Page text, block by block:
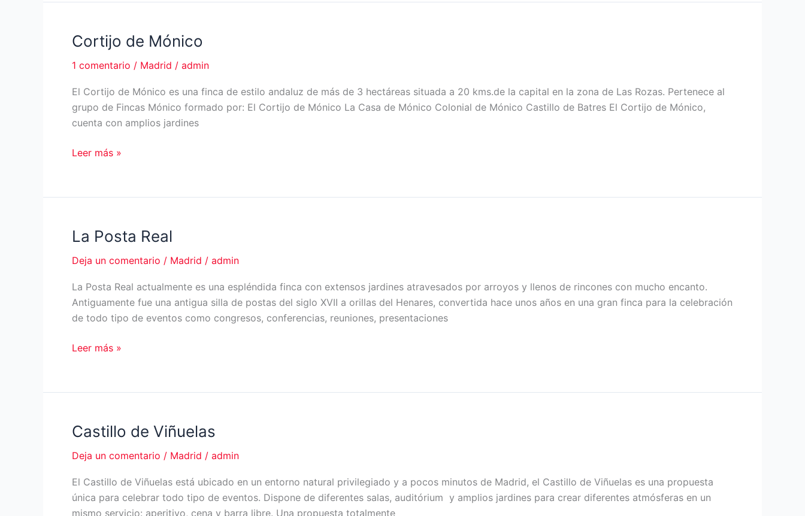
en
Casa
de
Campo
Cortijo de Mónico
1 comentario / Madrid / admin
El Cortijo de Mónico es una finca de estilo andaluz de más de 3 hectáreas situada a 20 kms.de la capital en la zona de Las Rozas. Pertenece al
grupo de Fincas Mónico formado por: El Cortijo de Mónico La Casa de Mónico Colonial de Mónico Castillo de Batres El Cortijo de Mónico,
cuenta con amplios jardines
Cortijo
Leer más »
La Posta Real
Deja un comentario / Madrid / admin
La Posta Real actualmente es una espléndida finca con extensos jardines atravesados por arroyos y llenos de rincones con mucho encanto.
Antiguamente fue una antigua silla de postas del siglo XVII a orillas del Henares, convertida hace unos años en una gran finca para la celebración
de todo tipo de eventos como congresos, conferencias, reuniones, presentaciones
La
Leer más »
Castillo de Viñuelas
Deja un comentario / Madrid / admin
El Castillo de Viñuelas está ubicado en un entorno natural privilegiado y a pocos minutos de Madrid, el Castillo de Viñuelas es una propuesta
única para celebrar todo tipo de eventos. Dispone de diferentes salas, auditórium y amplios jardines para crear diferentes atmósferas en un
mismo servicio: aperitivo, cena y barra libre. Una propuesta totalmente